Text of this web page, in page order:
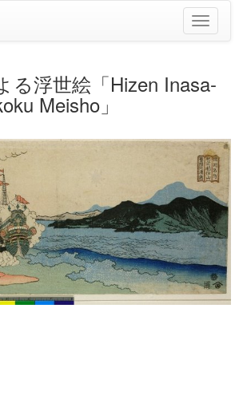
ナ
ビ
シ
切
り
替
え
る浮世絵「Hizen Inasa-
Meisho」